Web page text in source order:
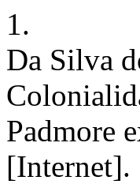
1.
Da Silva
Padmore
[Internet].